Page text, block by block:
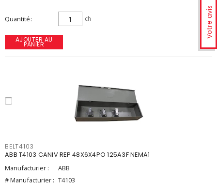
Votre avis
Quantité ch
AJOUTER AU
PANIER
BELT4103
ABB T4103 CANIV REP 48X6X4PO 125A3F NEMA1
Manufacturier :
ABB
# Manufacturier : T4103